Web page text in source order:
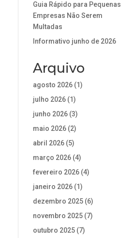
Guia Rápido para Pequenas
Empresas Não Serem
Multadas
Informativo junho de 2026
Arquivo
agosto 2026 (1)
julho 2026 (1)
junho 2026 (3)
maio 2026 (2)
abril 2026 (5)
março 2026 (4)
fevereiro 2026 (4)
janeiro 2026 (1)
dezembro 2025 (6)
novembro 2025 (7)
outubro 2025 (7)